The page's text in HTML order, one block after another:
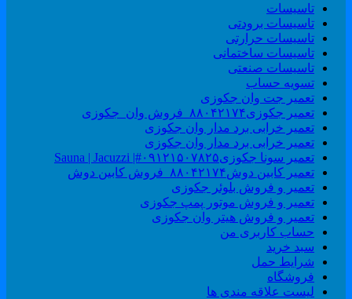
تاسیسات
تاسیسات برودتی
تاسیسات حرارتی
تاسیسات ساختمانی
تاسیسات صنعتی
تسویه حساب
تعمیر جت وان جکوزی
تعمیر جکوزی۸۸۰۴۲۱۷۴_فروش وان_جکوزی
تعمیر خرابی برد مدار وان جکوزی
تعمیر خرابی برد مدار وان جکوزی
تعمیر سونا جکوزی۰۹۱۲۱۵۰۷۸۲۵#| Sauna | Jacuzzi
تعمیر کابین دوش۸۸۰۴۲۱۷۴_فروش کابین دوش
تعمیر و فروش بلوئر جکوزی
تعمیر و فروش موتور پمپ جکوزی
تعمیر و فروش هیتر وان جکوزی
حساب کاربری من
سبد خرید
شرایط حمل
فروشگاه
لیست علاقه مندی ها